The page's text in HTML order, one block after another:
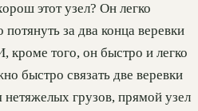
этот узел? Он легко
потянуть за два конца веревки
кроме того, он быстро и легко
быстро связать две веревки
нетяжелых грузов, прямой узел